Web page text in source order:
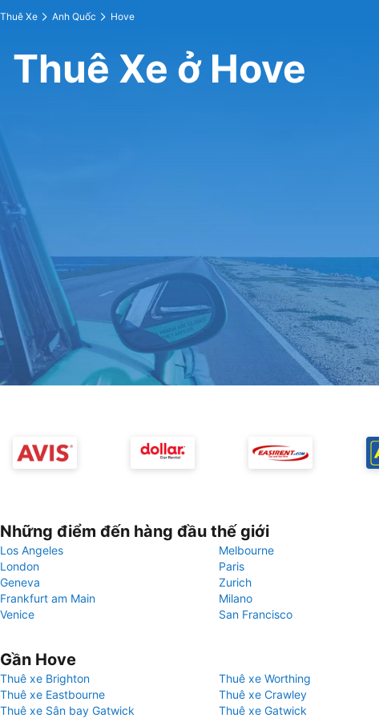
Thuê Xe Anh Quốc Hove
Thuê Xe ở Hove
Những điểm đến hàng đầu thế giới
Los Angeles
Melbourne
London
Paris
Geneva
Zurich
Frankfurt am Main
Milano
Venice
San Francisco
Gần Hove
Thuê xe Brighton
Thuê xe Worthing
Thuê xe Eastbourne
Thuê xe Crawley
Thuê xe Sân bay Gatwick
Thuê xe Gatwick